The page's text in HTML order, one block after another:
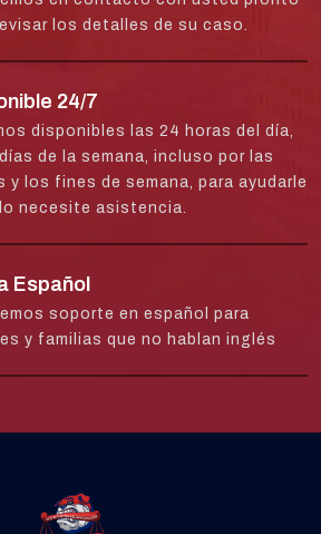
los detalles de su caso.
24/7
disponibles las 24 horas del día,
de la semana, incluso por las
y los fines de semana, para ayudarle
necesite asistencia.
Español
soporte en español para
y familias que no hablan inglés